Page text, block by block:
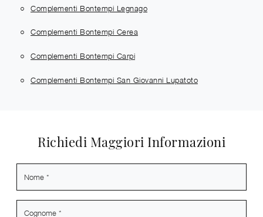
Complementi Bontempi Legnago
Complementi Bontempi Cerea
Complementi Bontempi Carpi
Complementi Bontempi San Giovanni Lupatoto
Richiedi Maggiori Informazioni